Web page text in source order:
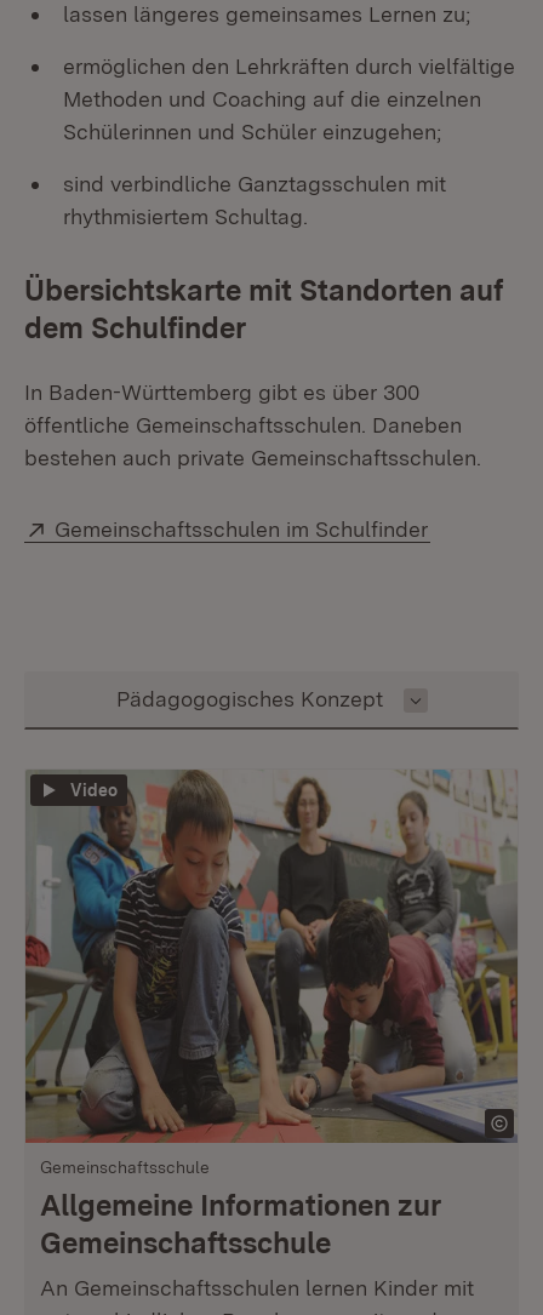
lassen längeres gemeinsames Lernen zu;
ermöglichen den Lehrkräften durch vielfältige
Methoden und Coaching auf die einzelnen
Schülerinnen und Schüler einzugehen;
sind verbindliche Ganztagsschulen mit
rhythmisiertem Schultag.
Übersichtskarte mit Standorten auf
dem Schulfinder
In Baden-Württemberg gibt es über 300
öffentliche Gemeinschaftsschulen. Daneben
bestehen auch private Gemeinschaftsschulen.
Extern:
Gemeinschaftsschulen im Schulfinder
Inhalt auswählen
Pädagogogisches Konzept
Video
Gemeinschaftsschule
Allgemeine Informationen zur
Gemeinschaftsschule
An Gemeinschaftsschulen lernen Kinder mit